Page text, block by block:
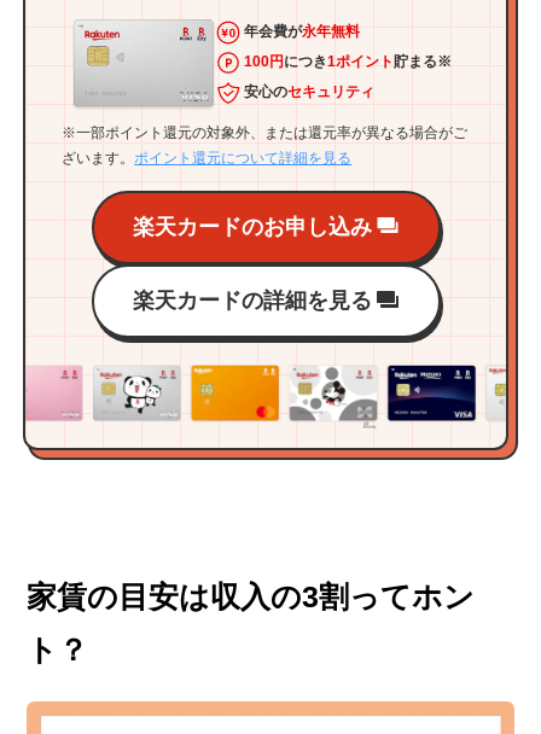
年会費が永年無料
100円 につき1ポイント貯まる※
安心のセキュリティ
※一部ポイント還元の対象外、または還元率が異なる場合がご
ざいます。ポイント還元について詳細を見る
楽天カードのお申し込み
楽天カードの詳細を見る
家賃の目安は収入の3割ってホン
ト？